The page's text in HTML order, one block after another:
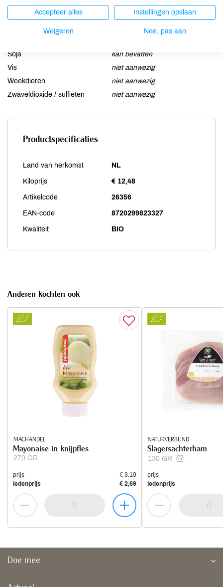
Schaaldieren
niet aanwezig
niet aanwezig
Soja
kan bevatten
Vis
niet aanwezig
Weekdieren
niet aanwezig
Zwaveldioxide / sulfieten
niet aanwezig
Productspecificaties
Land van herkomst NL
Kiloprijs € 12,48
Artikelcode 26356
EAN-code 8720299823327
Kwaliteit BIO
Anderen kochten ook
MACHANDEL
270 GR
Mayonaise in knijpfles
prijs
€ 3,19
ledenprijs
€ 2,69
NATURVERBUND
130 GR
Slagersachterham
prijs
ledenprijs
Doe mee
Accepteer alles Instellingen opslaan
Weigeren Nee, pas aan